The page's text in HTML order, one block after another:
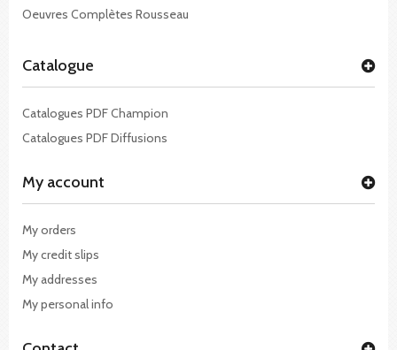
Oeuvres Complètes Rousseau
Catalogue
Catalogues PDF Champion
Catalogues PDF Diffusions
My account
My orders
My credit slips
My addresses
My personal info